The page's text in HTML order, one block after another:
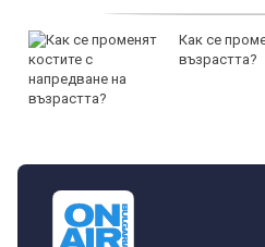
Как се
възрастта?